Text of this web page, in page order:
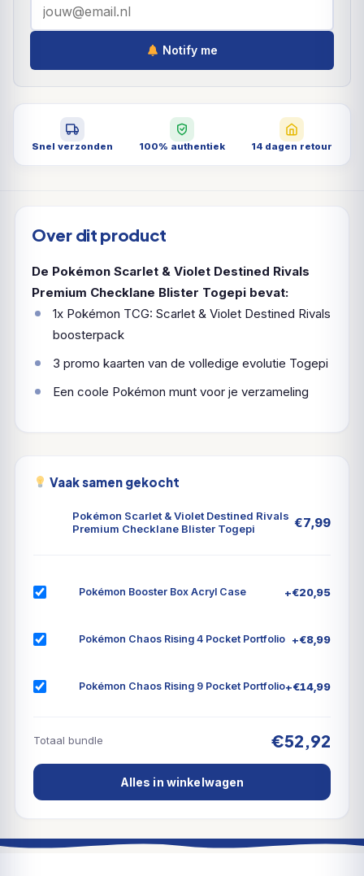
Notify me
Snel verzonden 100% authentiek 14 dagen retour
Over dit product
De Pokémon Scarlet & Violet Destined Rivals
Premium Checklane Blister Togepi bevat:
1x Pokémon TCG: Scarlet & Violet Destined Rivals
boosterpack
3 promo kaarten van de volledige evolutie Togepi
Een coole Pokémon munt voor je verzameling
Vaak samen gekocht
Pokémon Scarlet & Violet Destined Rivals
Premium Checklane Blister Togepi
€7,99
Pokémon Booster Box Acryl Case +€20,95
Pokémon Chaos Rising 4 Pocket Portfolio +€8,99
Pokémon Chaos Rising 9 Pocket Portfolio+€14,99
Totaal bundle €52,92
Alles in winkelwagen